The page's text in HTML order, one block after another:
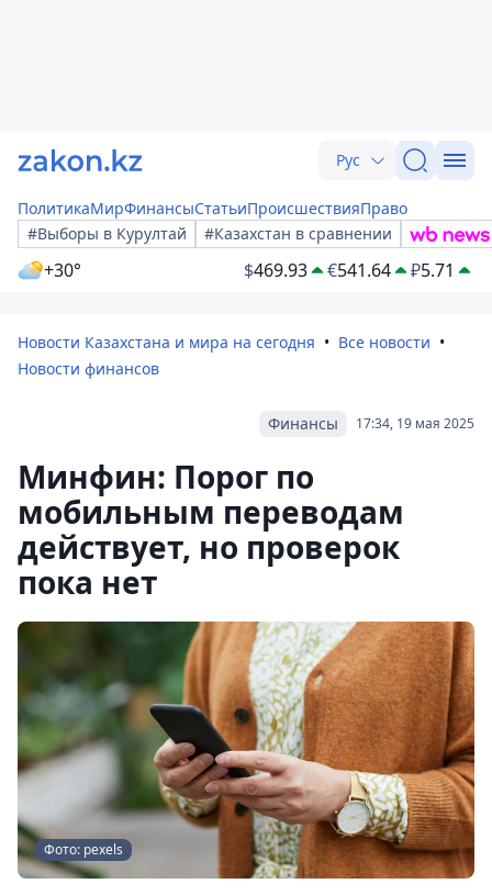
Рус
ПолитикаМирФинансыСтатьиПроисшествияПраво
#Выборы в Курултай
#Казахстан в сравнении
+30° $469.93 €541.64 ₽5.71
Новости Казахстана и мира на сегодня
Все новости
Новости финансов
17:34, 19 мая 2025
Финансы
Минфин: Порог по
мобильным переводам
действует, но проверок
пока нет
Фото: pexels